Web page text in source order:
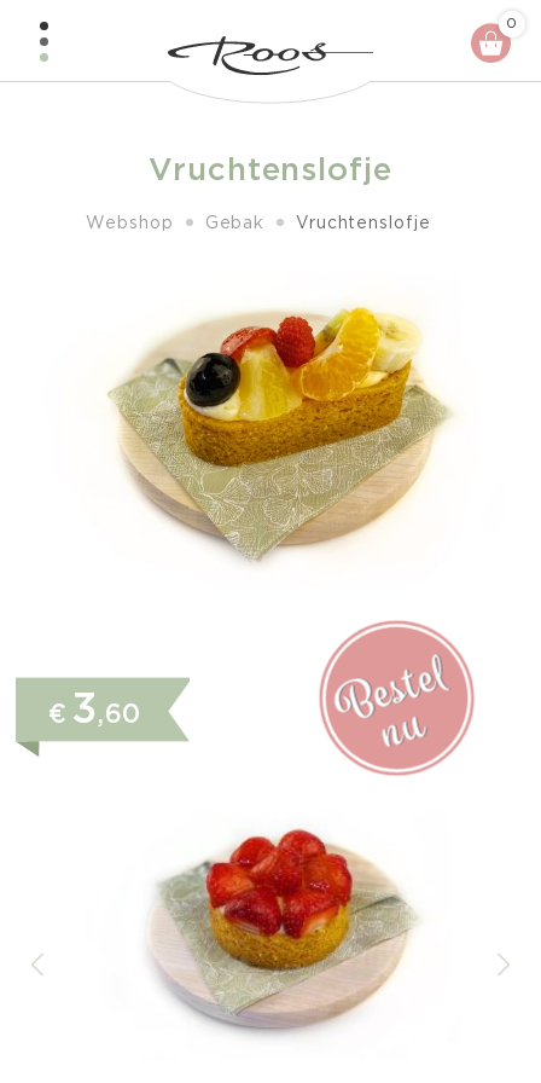
0
Vruchtenslofje
Webshop Gebak Vruchtenslofje
€ 3 ,60